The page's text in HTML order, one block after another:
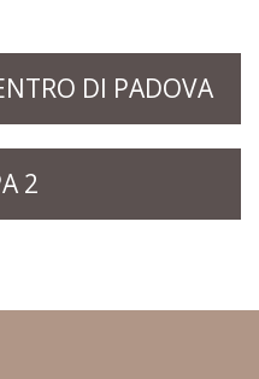
DI PADOVA
2